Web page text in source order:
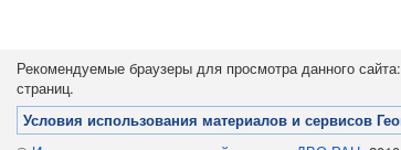
Рекомендуемые браузеры для просмотра данного сайта:
страниц.
Условия использования материалов и сервисов